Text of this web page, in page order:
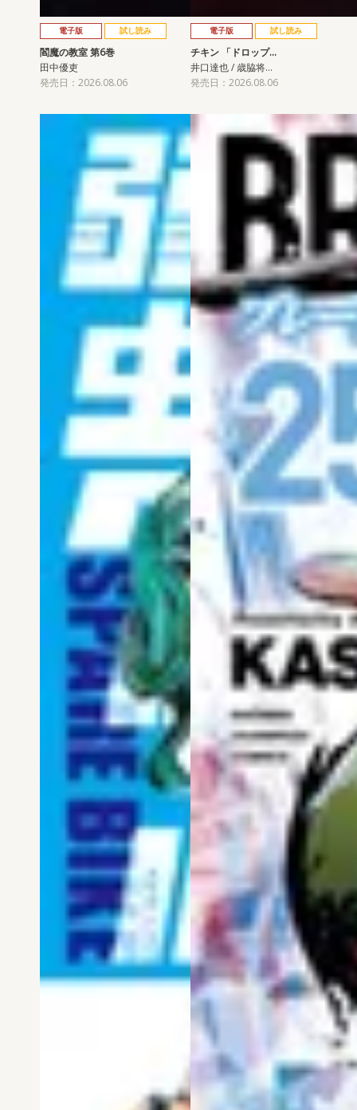
電子版 試し読み
閻魔の教室 第6巻
田中優吏
発売日：2026.08.06
電子版 試し読み
チキン 「ドロップ…
井口達也 / 歳脇将…
発売日：2026.08.06